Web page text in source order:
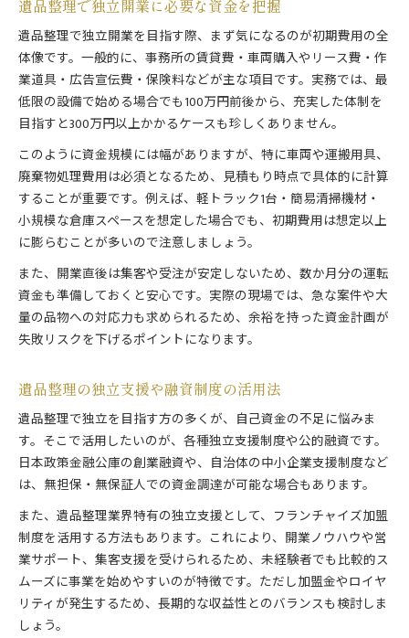
遺品整理で独立開業に必要な資金を把握
遺品整理で独立開業を目指す際、まず気になるのが初期費用の全
体像です。一般的に、事務所の賃貸費・車両購入やリース費・作
業道具・広告宣伝費・保険料などが主な項目です。実務では、最
低限の設備で始める場合でも100万円前後から、充実した体制を
目指すと300万円以上かかるケースも珍しくありません。
このように資金規模には幅がありますが、特に車両や運搬用具、
廃棄物処理費用は必須となるため、見積もり時点で具体的に計算
することが重要です。例えば、軽トラック1台・簡易清掃機材・
小規模な倉庫スペースを想定した場合でも、初期費用は想定以上
に膨らむことが多いので注意しましょう。
また、開業直後は集客や受注が安定しないため、数か月分の運転
資金も準備しておくと安心です。実際の現場では、急な案件や大
量の品物への対応力も求められるため、余裕を持った資金計画が
失敗リスクを下げるポイントになります。
遺品整理の独立支援や融資制度の活用法
遺品整理で独立を目指す方の多くが、自己資金の不足に悩みま
す。そこで活用したいのが、各種独立支援制度や公的融資です。
日本政策金融公庫の創業融資や、自治体の中小企業支援制度など
は、無担保・無保証人での資金調達が可能な場合もあります。
また、遺品整理業界特有の独立支援として、フランチャイズ加盟
制度を活用する方法もあります。これにより、開業ノウハウや営
業サポート、集客支援を受けられるため、未経験者でも比較的ス
ムーズに事業を始めやすいのが特徴です。ただし加盟金やロイヤ
リティが発生するため、長期的な収益性とのバランスも検討しま
しょう。